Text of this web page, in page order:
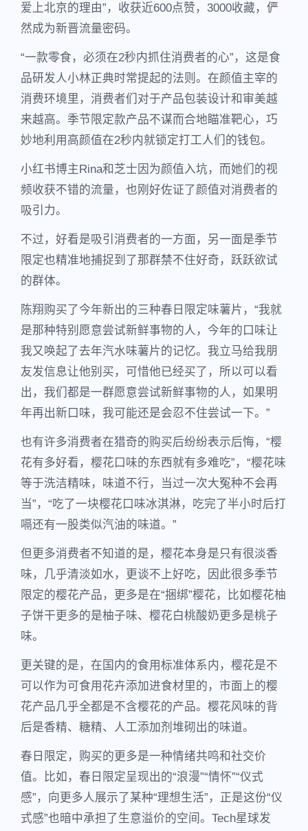
爱上北京的理由”，收获近600点赞，3000收藏，俨
然成为新晋流量密码。
“一款零食，必须在2秒内抓住消费者的心”，这是食
品研发人小林正典时常提起的法则。在颜值主宰的
消费环境里，消费者们对于产品包装设计和审美越
来越高。季节限定款产品不谋而合地瞄准靶心，巧
妙地利用高颜值在2秒内就锁定打工人们的钱包。
小红书博主Rina和芝士因为颜值入坑，而她们的视
频收获不错的流量，也刚好佐证了颜值对消费者的
吸引力。
不过，好看是吸引消费者的一方面，另一面是季节
限定也精准地捕捉到了那群禁不住好奇，跃跃欲试
的群体。
陈翔购买了今年新出的三种春日限定味薯片，“我就
是那种特别愿意尝试新鲜事物的人，今年的口味让
我又唤起了去年汽水味薯片的记忆。我立马给我朋
友发信息让他别买，可惜他已经买了，所以可以看
出，我们都是一群愿意尝试新鲜事物的人，如果明
年再出新口味，我可能还是会忍不住尝试一下。”
也有许多消费者在猎奇的购买后纷纷表示后悔，“樱
花有多好看，樱花口味的东西就有多难吃”，“樱花味
等于洗洁精味，味道不行，当过一次大冤种不会再
当”，“吃了一块樱花口味冰淇淋，吃完了半小时后打
嗝还有一股类似汽油的味道。”
但更多消费者不知道的是，樱花本身是只有很淡香
味，几乎清淡如水，更谈不上好吃，因此很多季节
限定的樱花产品，更多是在“捆绑”樱花，比如樱花柚
子饼干更多的是柚子味、樱花白桃酸奶更多是桃子
味。
更关键的是，在国内的食用标准体系内，樱花是不
可以作为可食用花卉添加进食材里的，市面上的樱
花产品几乎全都是不含樱花的产品。樱花风味的背
后是香精、糖精、人工添加剂堆砌出的味道。
春日限定，购买的更多是一种情绪共鸣和社交价
值。比如，春日限定呈现出的“浪漫”“情怀”“仪式
感”，向更多人展示了某种“理想生活”，正是这份“仪
式感”也暗中承担了生意溢价的空间。Tech星球发